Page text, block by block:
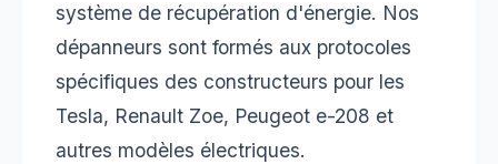
système de récupération d'énergie. Nos
dépanneurs sont formés aux protocoles
spécifiques des constructeurs pour les
Tesla, Renault Zoe, Peugeot e-208 et
autres modèles électriques.